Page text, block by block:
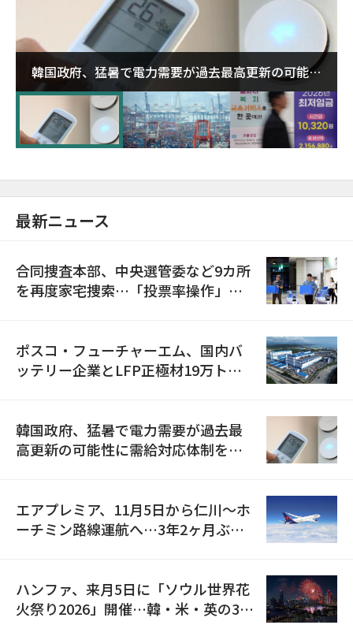
韓国政府、猛暑で電力需要が過去最高更新の可能性
に需給対応体制を点検
最新ニュース
合同捜査本部、中央選管委など9カ所
を再度家宅捜索…「投票率操作」の
ポスコ・フューチャーエム、国内バ
ッテリー企業とLFP正極材19万トン
韓国政府、猛暑で電力需要が過去最
高更新の可能性に需給対応体制を点
エアプレミア、11月5日から仁川〜ホ
ーチミン路線運航へ…3年2ヶ月ぶり
ハンファ、来月5日に「ソウル世界花
火祭り2026」開催…韓・米・英の3カ